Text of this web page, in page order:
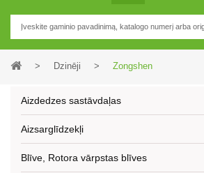
> Dzinēji > Zongshen
Aizdedzes sastāvdaļas
Aizsarglīdzekļi
Blīve, Rotora vārpstas blīves